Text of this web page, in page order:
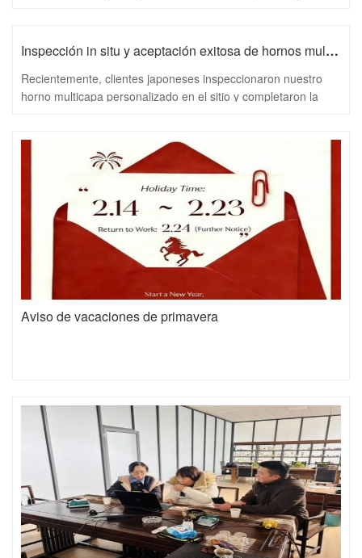
procesamiento de alimentos, capacidades de producción y
ventajas técnicas, fortaleciendo aún más la confianza mutua y
la cooperación entre ambas partes.
Inspección in situ y aceptación exitosa de hornos multicapa personalizados por parte de clientes japoneses
Recientemente, clientes japoneses inspeccionaron nuestro
horno multicapa personalizado en el sitio y completaron la
industriales de Japón en cuanto a calidad, precisión y
estabilidad. Los clientes quedaron muy satisfechos. Este logro
demuestra nuestra fortaleza técnica y allana el camino para
una cooperación más estrecha entre ambas partes.
Aviso de vacaciones de primavera